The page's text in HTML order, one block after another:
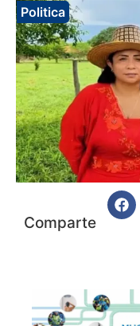
Politica
Comparte